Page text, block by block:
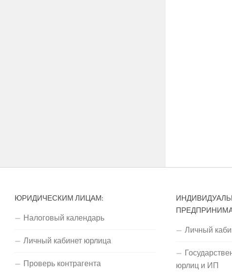
ЮРИДИЧЕСКИМ ЛИЦАМ:
Налоговый календарь
Личный кабинет юрлица
Проверь контрагента
Личный
юрлиц и ИП